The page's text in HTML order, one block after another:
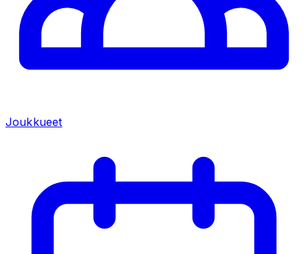
Joukkueet